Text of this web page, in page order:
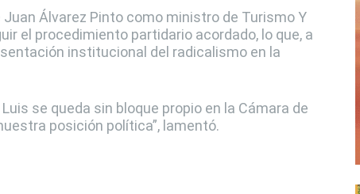
Álvarez Pinto como ministro de Turismo Y
el procedimiento partidario acordado, lo que, a
institucional del radicalismo en la
se queda sin bloque propio en la Cámara de
posición política”, lamentó.